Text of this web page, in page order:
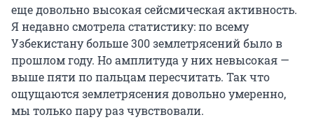
еще довольно высокая сейсмическая активность.
Я недавно смотрела статистику: по всему
Узбекистану больше 300 землетрясений было в
прошлом году. Но амплитуда у них невысокая —
выше пяти по пальцам пересчитать. Так что
ощущаются землетрясения довольно умеренно,
мы только пару раз чувствовали.